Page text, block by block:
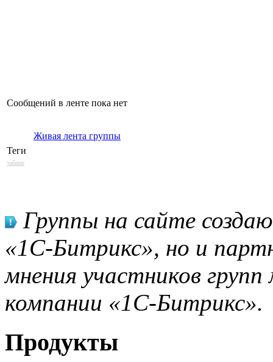
Сообщений в ленте пока нет
Живая лента группы
Теги
чайник
Группы на сайте
«1С-Битрикс», но и
мнения участников
компании «1С-Битрикс».
Продукты